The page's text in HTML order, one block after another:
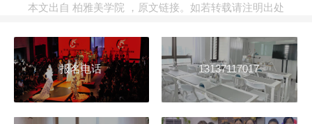
本文出自 柏雅美学院 ， 原文链接。如若转载请注明出处
报名电话 13137117017